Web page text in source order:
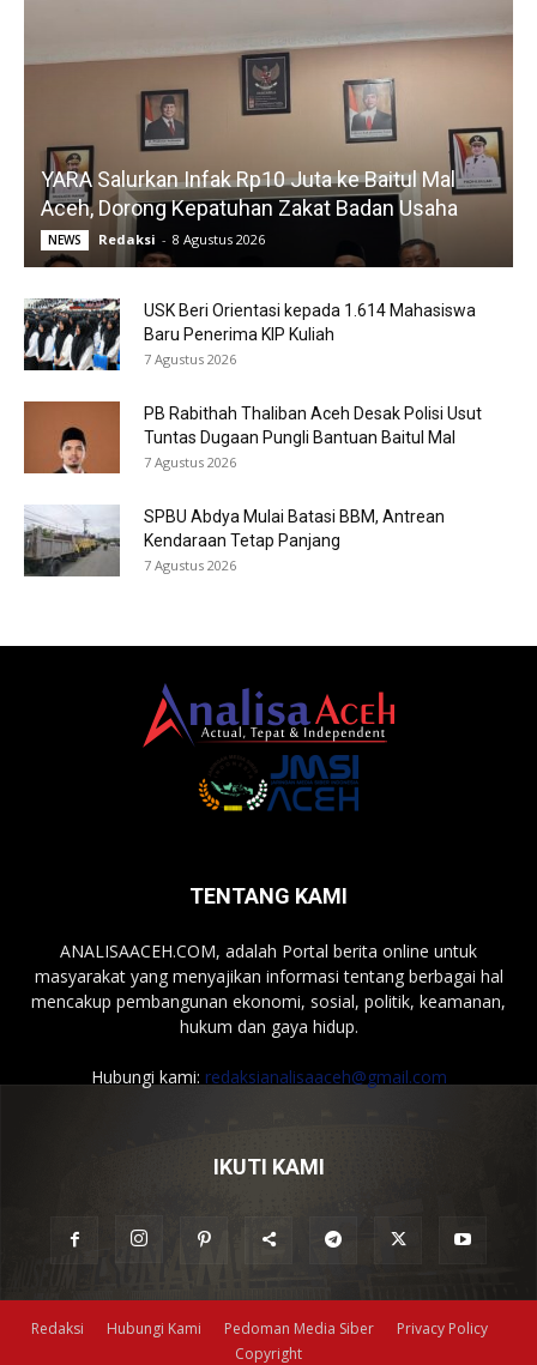
YARA Salurkan Infak Rp10 Juta ke Baitul Mal
Aceh, Dorong Kepatuhan Zakat Badan Usaha
NEWS Redaksi - 8 Agustus 2026
USK Beri Orientasi kepada 1.614 Mahasiswa
Baru Penerima KIP Kuliah
7 Agustus 2026
PB Rabithah Thaliban Aceh Desak Polisi Usut
Tuntas Dugaan Pungli Bantuan Baitul Mal
7 Agustus 2026
SPBU Abdya Mulai Batasi BBM, Antrean
Kendaraan Tetap Panjang
7 Agustus 2026
TENTANG KAMI
ANALISAACEH.COM, adalah Portal berita online untuk
masyarakat yang menyajikan informasi tentang berbagai hal
mencakup pembangunan ekonomi, sosial, politik, keamanan,
hukum dan gaya hidup.
Hubungi kami: redaksianalisaaceh@gmail.com
IKUTI KAMI
Redaksi Hubungi Kami Pedoman Media Siber
Privacy Policy
Copyright